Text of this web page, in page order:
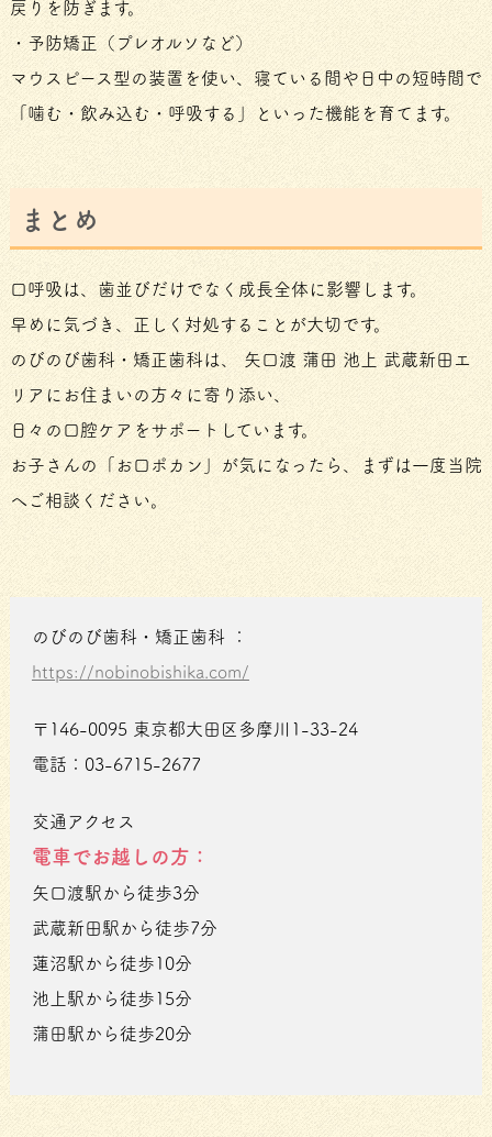
戻りを防ぎます。
・予防矯正（プレオルソなど）
マウスピース型の装置を使い、寝ている間や日中の短時間で
「噛む・飲み込む・呼吸する」といった機能を育てます。
まとめ
口呼吸は、歯並びだけでなく成長全体に影響します。
早めに気づき、正しく対処することが大切です。
のびのび歯科・矯正歯科は、 矢口渡 蒲田 池上 武蔵新田エ
リアにお住まいの方々に寄り添い、
日々の口腔ケアをサポートしています。
お子さんの「お口ポカン」が気になったら、まずは一度当院
へご相談ください。
のびのび歯科・矯正歯科 ：
https://nobinobishika.com/
〒146-0095 東京都大田区多摩川1-33-24
電話：03-6715-2677
交通アクセス
電車でお越しの方：
矢口渡駅から徒歩3分
武蔵新田駅から徒歩7分
蓮沼駅から徒歩10分
池上駅から徒歩15分
蒲田駅から徒歩20分